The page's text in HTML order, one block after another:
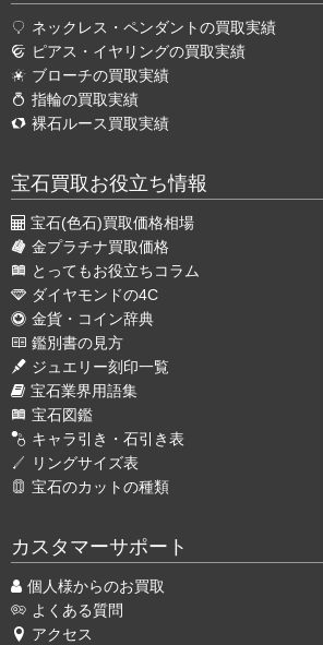
ネックレス・ペンダントの買取実績
ピアス・イヤリングの買取実績
ブローチの買取実績
指輪の買取実績
裸石ルース買取実績
宝石買取お役立ち情報
宝石(色石)買取価格相場
金プラチナ買取価格
とってもお役立ちコラム
ダイヤモンドの4C
金貨・コイン辞典
鑑別書の見方
ジュエリー刻印一覧
宝石業界用語集
宝石図鑑
キャラ引き・石引き表
リングサイズ表
宝石のカットの種類
カスタマーサポート
個人様からのお買取
よくある質問
アクセス